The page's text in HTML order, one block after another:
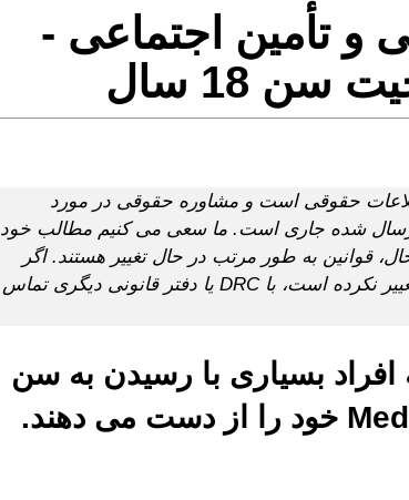
و تأمین اجتماعی -
18 سال
حقوقی است و مشاوره حقوقی در مورد
شده جاری است. ما سعی می کنیم مطالب خود
قوانین به طور مرتب در حال تغییر هستند. اگر
می خواهید مطمئن شوید که قانون تغییر نکرده است، با DRC یا دفتر قانونی دیگری تماس
بسیاری با رسیدن به سن
18 سالگی SSI و Medicaid خود را از دست می دهند.